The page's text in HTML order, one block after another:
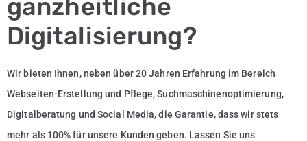
ganzheitliche
Digitalisierung?
Wir bieten Ihnen, neben über 20 Jahren Erfahrung im Bereich
Webseiten-Erstellung und Pflege, Suchmaschinenoptimierung,
Digitalberatung und Social Media, die Garantie, dass wir stets
mehr als 100% für unsere Kunden geben. Lassen Sie uns